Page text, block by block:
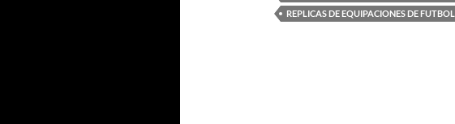
REPLICAS DE EQUIPACIONES DE FUTBOL